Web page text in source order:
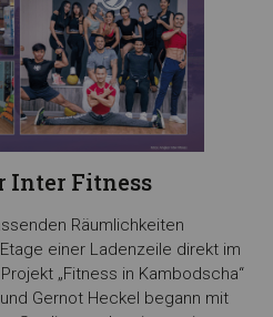
Inter Fitness
Räumlichkeiten
einer Ladenzeile direkt im
„Fitness in Kambodscha“
Gernot Heckel begann mit